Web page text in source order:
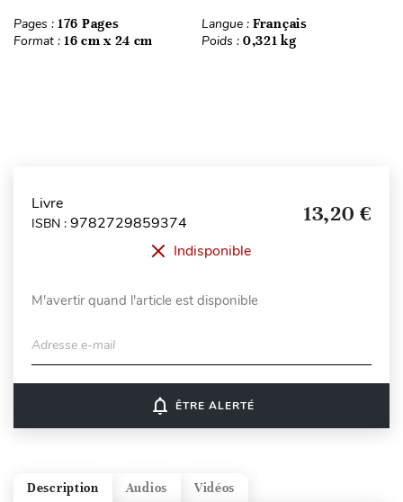
Pages : 176 Pages Langue : Français
Format : 16 cm x 24 cm Poids : 0,321 kg
Livre
ISBN : 9782729859374 13,20 €
Indisponible
M'avertir quand l'article est disponible
Adresse e-mail
notifications_none ÊTRE ALERTÉ
Vidéos
Audios
Description